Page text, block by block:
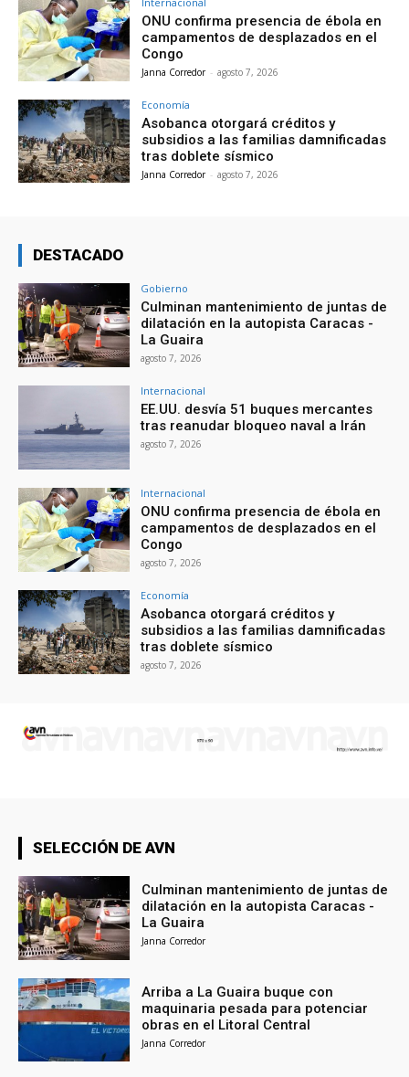
ONU confirma presencia de ébola en
campamentos de desplazados en el
Congo
Janna Corredor - agosto 7, 2026
Economía
Asobanca otorgará créditos y
subsidios a las familias damnificadas
tras doblete sísmico
Janna Corredor - agosto 7, 2026
DESTACADO
Gobierno
Culminan mantenimiento de juntas de
dilatación en la autopista Caracas -
La Guaira
agosto 7, 2026
Internacional
EE.UU. desvía 51 buques mercantes
tras reanudar bloqueo naval a Irán
agosto 7, 2026
Internacional
ONU confirma presencia de ébola en
campamentos de desplazados en el
Congo
agosto 7, 2026
Economía
Asobanca otorgará créditos y
subsidios a las familias damnificadas
tras doblete sísmico
agosto 7, 2026
SELECCIÓN DE AVN
Culminan mantenimiento de juntas de
dilatación en la autopista Caracas -
La Guaira
Janna Corredor
Arriba a La Guaira buque con
maquinaria pesada para potenciar
obras en el Litoral Central
Janna Corredor